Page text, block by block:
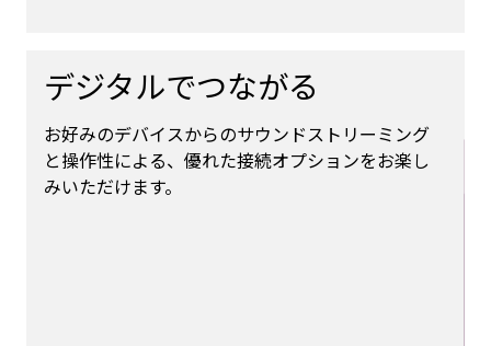
デジタルでつながる
お好みのデバイスからのサウンドストリーミング
と操作性による、優れた接続オプションをお楽し
みいただけます。